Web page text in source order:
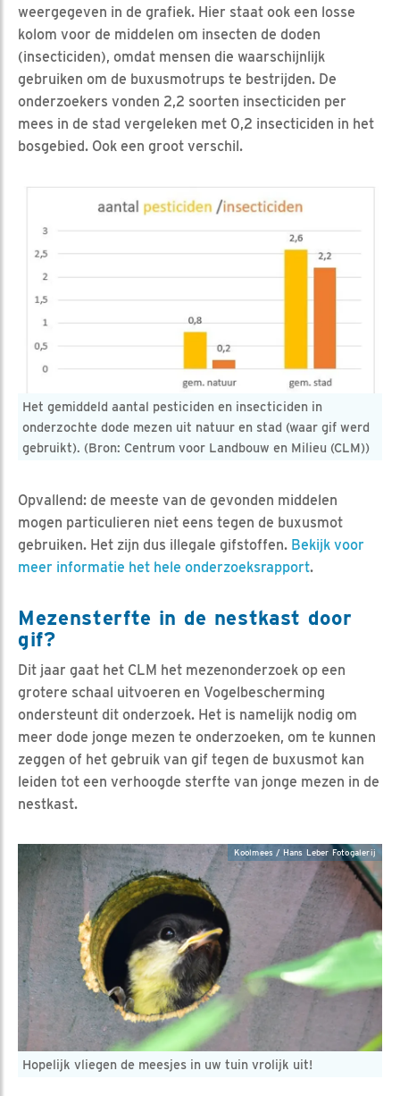
weergegeven in de grafiek. Hier staat ook een losse
kolom voor de middelen om insecten de doden
(insecticiden), omdat mensen die waarschijnlijk
gebruiken om de buxusmotrups te bestrijden. De
onderzoekers vonden 2,2 soorten insecticiden per
mees in de stad vergeleken met 0,2 insecticiden in het
bosgebied. Ook een groot verschil.
Het gemiddeld aantal pesticiden en insecticiden in
onderzochte dode mezen uit natuur en stad (waar gif werd
gebruikt). (Bron: Centrum voor Landbouw en Milieu (CLM))
Opvallend: de meeste van de gevonden middelen
mogen particulieren niet eens tegen de buxusmot
gebruiken. Het zijn dus illegale gifstoffen. Bekijk voor
meer informatie het hele onderzoeksrapport.
Mezensterfte in de nestkast door
gif?
Dit jaar gaat het CLM het mezenonderzoek op een
grotere schaal uitvoeren en Vogelbescherming
ondersteunt dit onderzoek. Het is namelijk nodig om
meer dode jonge mezen te onderzoeken, om te kunnen
zeggen of het gebruik van gif tegen de buxusmot kan
leiden tot een verhoogde sterfte van jonge mezen in de
nestkast.
Hopelijk vliegen de meesjes in uw tuin vrolijk uit!
Koolmees / Hans Leber Fotogalerij